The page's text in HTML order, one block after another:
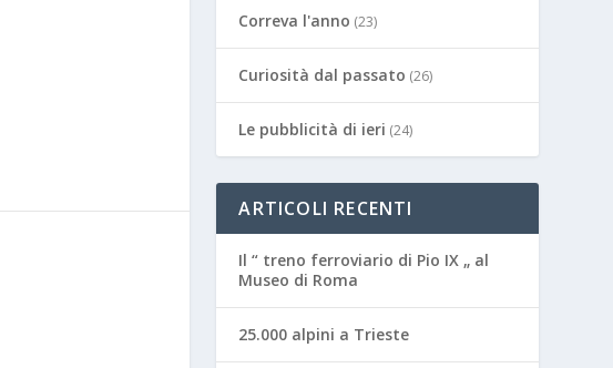
Correva l'anno (23)
Curiosità dal passato (26)
Le pubblicità di ieri (24)
ARTICOLI RECENTI
Il “ treno ferroviario di Pio IX „ al
Museo di Roma
25.000 alpini a Trieste